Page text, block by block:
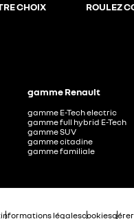
CHOIX
ROULEZ
gamme Renault
gamme E-Tech electric
gamme full hybrid E-Tech
gamme SUV
gamme citadine
gamme familiale
informations légalescookies